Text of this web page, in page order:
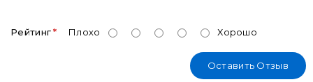
Рейтинг Плохо Хорошо
Оставить Отзыв